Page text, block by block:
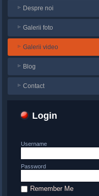
Despre noi
Galerii foto
Galerii video
Blog
Contact
Login
Username
Password
Remember Me